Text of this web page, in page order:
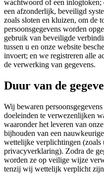
wachtwoord of een inlogtoken;
een afzonderlijk, beveiligd
zoals sloten en kluizen, om de
persoonsgegevens worden
gebruik van beveiligde
tussen u en onze website
invoert; en we registreren alle
de verwerking van gegevens.
Duur van de
Wij bewaren
doeleinden te verwezenlijken
waaronder het leveren van
bijhouden van een
wettelijke verplichtingen (zoals
privacyverklaring). Zodra de
worden ze op veilige wijze
tenzij wij wettelijk verplicht zijn